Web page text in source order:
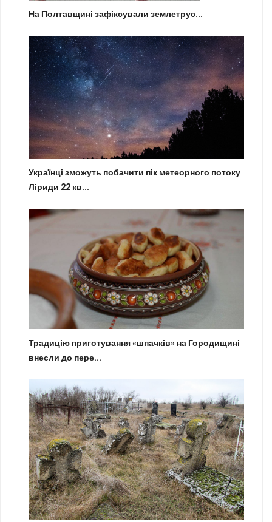
На Полтавщині зафіксували землетрус...
Українці зможуть побачити пік метеорного потоку
Ліриди 22 кв...
Традицію приготування «шпачків» на Городищині
внесли до пере...